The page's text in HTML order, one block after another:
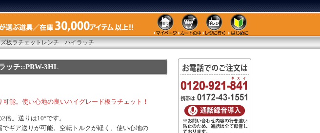
ズ板ラチェットレンチ ハイラッチ
ッチ::PRW-3HL
能。使い心地の良いハイグレード板ラチェット！
倍。送りは10°です。
ギア送りが可能。空転トルクが軽く、使い心地の